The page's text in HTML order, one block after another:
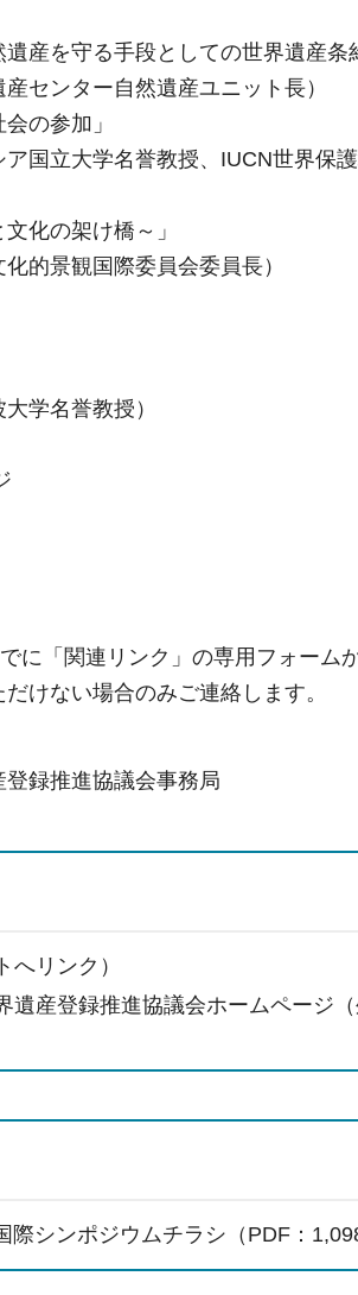
産を守る手段としての世界遺産条
センター自然遺産ユニット長）
の参加」
国立大学名誉教授、IUCN世界保
化の架け橋～」
的景観国際委員会委員長）
学名誉教授）
に「関連リンク」の専用フォーム
けない場合のみご連絡します。
録推進協議会事務局
リンク）
遺産登録推進協議会ホームページ
シンポジウムチラシ（PDF：